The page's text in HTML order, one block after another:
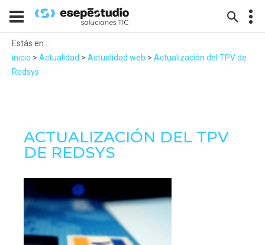
Estás en...
inicio > Actualidad > Actualidad web > Actualización del TPV de
Redsys
ACTUALIZACIÓN DEL TPV
DE REDSYS